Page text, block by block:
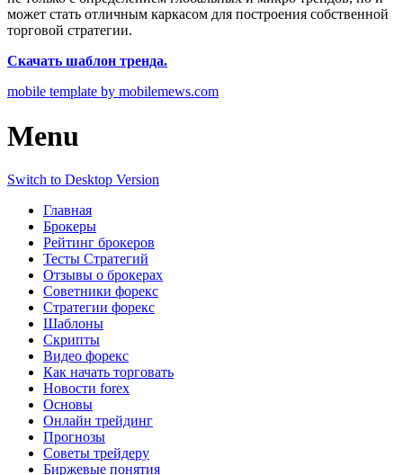
может стать отличным каркасом для построения собственной
торговой стратегии.
Скачать шаблон тренда.
mobile template by mobilemews.com
Menu
Switch to Desktop Version
Главная
Брокеры
Рейтинг брокеров
Тесты Стратегий
Отзывы о брокерах
Советники форекс
Стратегии форекс
Шаблоны
Скрипты
Видео форекс
Как начать торговать
Новости forex
Основы
Онлайн трейдинг
Прогнозы
Советы трейдеру
Биржевые понятия